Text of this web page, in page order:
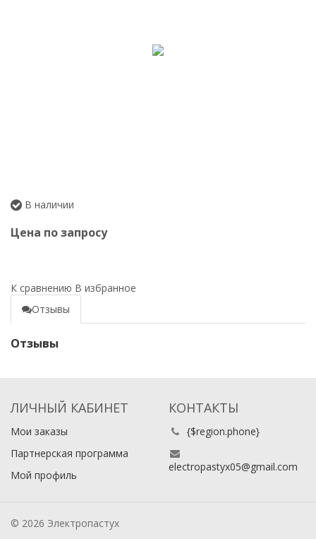
В наличии
Цена по запросу
К сравнению В избранное
Отзывы
Отзывы
ЛИЧНЫЙ КАБИНЕТ
Мои заказы
Партнерская программа
Мой профиль
КОНТАКТЫ
{$region.phone}
electropastyx05@gmail.com
© 2026 Электропастух